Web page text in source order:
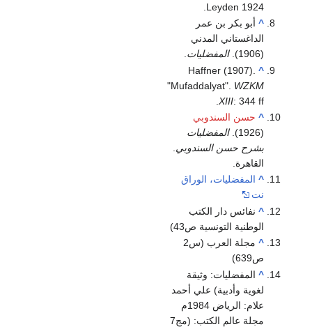
Leyden 1924.
^ أبو بكر بن عمر
الداغستاني المدني
(1906).
المفضليات
^
Haffner (1907).
"Mufaddalyat". WZKM
XIII: 344 ff.
^ حسن السندوبي
(1926).
المفضليات
بشرح حسن السندوبي
القاهرة.
^ المفضليات، الوراق
نت
^ نفائس دار الكتب
الوطنية التونسية ص43)
^
مجلة العرب (س2
ص639)
^ المفضليات: وثيقة
لغوية وأدبية) علي أحمد
علام: الرياض 1984م
مجلة عالم الكتب: (مج7